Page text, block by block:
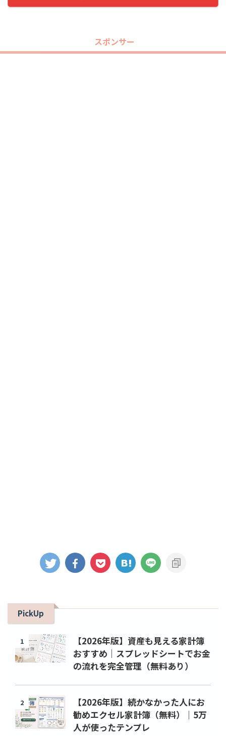
スポンサー
PickUp
1
【2026年版】資産も見える家計簿
おすすめ｜スプレッドシートでお金
の流れを完全管理（無料あり）
2
【2026年版】続かなかった人にお
勧めエクセル家計簿（無料）｜5万
人が使ったテンプレ